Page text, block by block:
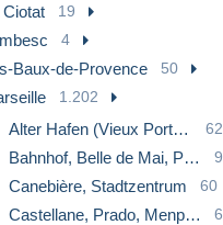
Ciotat 19
4
Baux-de-Provence 50
1.202
Alter Hafen (Vieux Port), Saint-Victor, Le Panier 62
Bahnhof, Belle de Mai, Plombières 9
Canebière, Stadtzentrum 60
Castellane, Prado, Menpenti, Rouet 6